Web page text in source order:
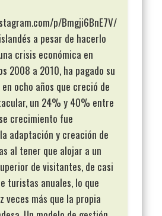
p/Bmgji6BnE7V/
a pesar de hacerlo
crisis económica en
2008 a 2010, ha pagado su
ocho años que creció de
un 24% y 40% entre
crecimiento fue
adaptación y creación de
al tener que alojar a un
de visitantes, de casi
turistas anuales, lo que
veces más que la propia